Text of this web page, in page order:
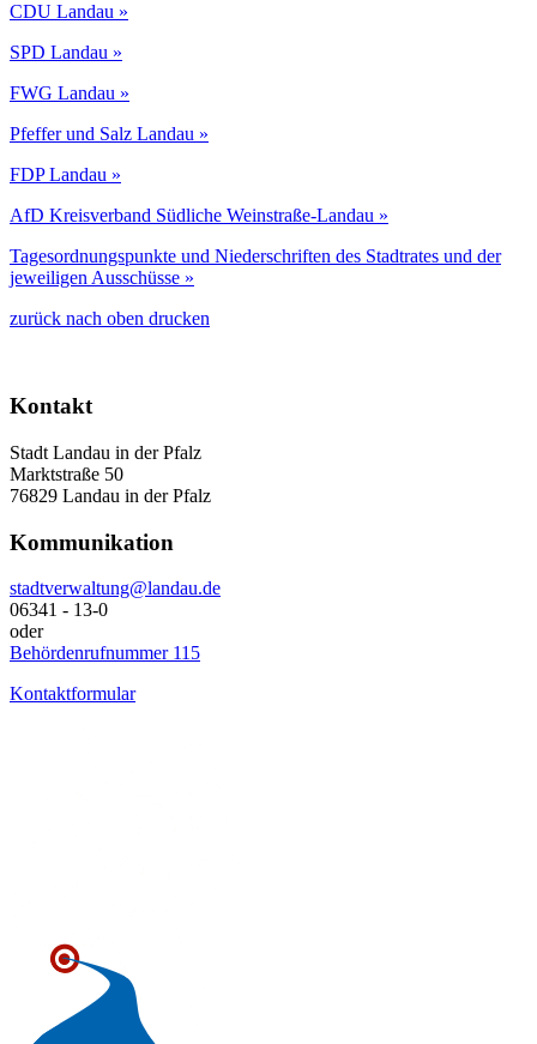
CDU Landau »
SPD Landau »
FWG Landau »
Pfeffer und Salz Landau »
FDP Landau »
AfD Kreisverband Südliche Weinstraße-Landau »
Tagesordnungspunkte und Niederschriften des Stadtrates und der
jeweiligen Ausschüsse »
zurück nach oben drucken
Kontakt
Stadt Landau in der Pfalz
Marktstraße 50
76829 Landau in der Pfalz
Kommunikation
stadtverwaltung@landau.de
06341 - 13-0
oder
Behördenrufnummer 115
Kontaktformular